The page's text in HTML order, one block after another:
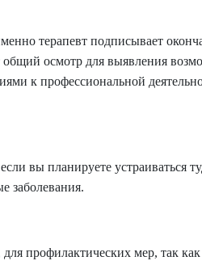
терапевт подписывает
общий осмотр для выявления
к профессиональной
вы планируете устраиваться
заболевания.
профилактических мер, так